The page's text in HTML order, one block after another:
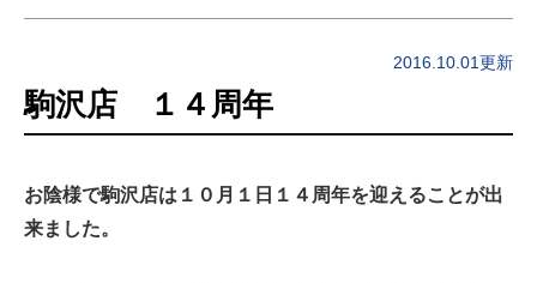
2016.10.01更新
駒沢店 １４周年
お陰様で駒沢店は１０月１日１４周年を迎えることが出
来ました。